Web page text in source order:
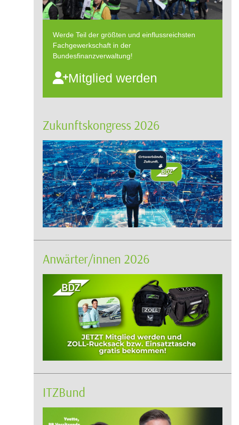
Werde Teil der größten und einflussreichsten
Fachgewerkschaft in der
Bundesfinanzverwaltung!
Mitglied werden
Zukunftskongress 2026
Anwärter/innen 2026
ITZBund